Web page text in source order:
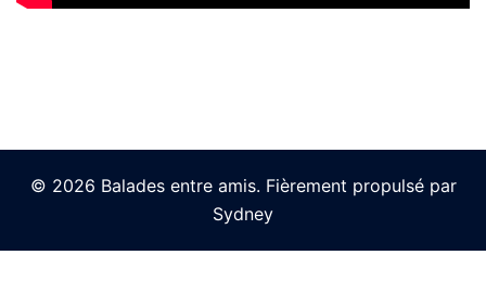
© 2026 Balades entre amis. Fièrement propulsé par
Sydney